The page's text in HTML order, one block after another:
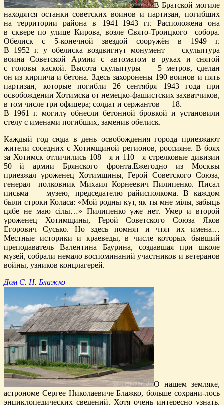
В Братской могиле
находятся останки советских воинов и партизан, погибших
на территории района в 1941–1943 гг. Расположена она
в сквере по улице Кирова, возле Свято-Троицкого собора.
Обелиск с 5-конечной звездой сооружён в 1949 г.
В 1952 г. у обелиска воздвигнут монумент — скульптура
воина Советской Армии с автоматом в руках и снятой
с головы каской. Высота скульптуры — 5 метров, сделан
он из кирпича и бетона. Здесь захоронены 190 воинов и пять
партизан, которые погибли 26 сентября 1943 года при
освобождении Хотимска от немецко-фашистских захватчиков,
в том числе три офицера; солдат и сержантов — 18.
В 1961 г. могилу обнесли бетонной бровкой и установили
стелу с именами погибших, заменив обелиск.
Каждый год сюда в день освобождения города приезжают
жители соседних с Хотимщиной регионов, россияне. В боях
за Хотимск отличились 108—я и 110—я стрелковые дивизии
50—й армии Брянского фронта.Ежегодно из Москвы
приезжал уроженец Хотимщины, Герой Советского Союза,
генерал—полковник Михаил Корнеевич Пилипенко. Писал
письма — музею, председателю райисполкома. В каждом
были строки Коласа: «Мой родны кут, як ты мне мiлы, забыць
цябе не маю сiлы…» Пилипенко уже нет. Умер и второй
уроженец Хотимщины, Герой Советского Союза Яков
Егорович Сусько. Но здесь помнят и чтят их имена…
Местные историки и краеведы, в числе которых бывший
преподаватель Валентина Баурина, создавшая при школе
музей, собрали немало воспоминаний участников и ветеранов
войны, узников концлагерей.
Дом С. Н. Блажко
О нашем земляке,
астрономе Сергее Николаевиче Блажко, больше сохрани-лось
энциклопедических сведений. Хотя очень интересно узнать,